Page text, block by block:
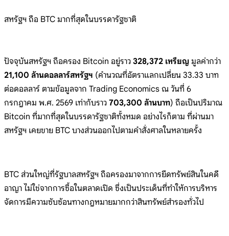
สหรัฐฯ ถือ BTC มากที่สุดในบรรดารัฐชาติ
ปัจจุบันสหรัฐฯ ถือครอง Bitcoin อยู่ราว 328,372 เหรียญ มูลค่ากว่า
21,100 ล้านดอลลาร์สหรัฐฯ (คำนวณที่อัตราแลกเปลี่ยน 33.33 บาท
ต่อดอลลาร์ ตามข้อมูลจาก Trading Economics ณ วันที่ 6
กรกฎาคม พ.ศ. 2569 เท่ากับราว 703,300 ล้านบาท) ถือเป็นปริมาณ
Bitcoin ที่มากที่สุดในบรรดารัฐชาติทั้งหมด อย่างไรก็ตาม ที่ผ่านมา
สหรัฐฯ เคยขาย BTC บางส่วนออกไปตามคำสั่งศาลในหลายครั้ง
BTC ส่วนใหญ่ที่รัฐบาลสหรัฐฯ ถือครองมาจากการยึดทรัพย์สินในคดี
อาญา ไม่ใช่จากการซื้อในตลาดเปิด ซึ่งเป็นประเด็นที่ทำให้การบริหาร
จัดการมีความซับซ้อนทางกฎหมายมากกว่าสินทรัพย์สำรองทั่วไป